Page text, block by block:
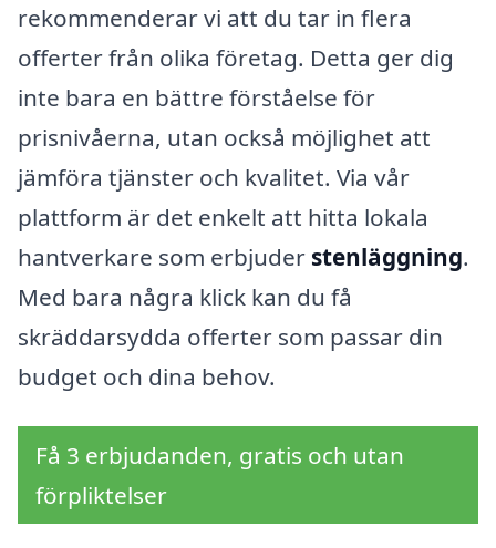
rekommenderar vi att du tar in flera
offerter från olika företag. Detta ger dig
inte bara en bättre förståelse för
prisnivåerna, utan också möjlighet att
jämföra tjänster och kvalitet. Via vår
plattform är det enkelt att hitta lokala
hantverkare som erbjuder stenläggning.
Med bara några klick kan du få
skräddarsydda offerter som passar din
budget och dina behov.
Få 3 erbjudanden, gratis och utan
förpliktelser